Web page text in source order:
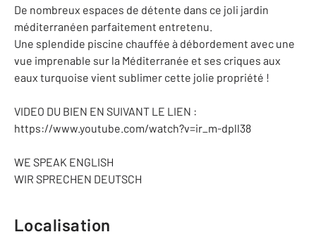
De nombreux espaces de détente dans ce joli jardin
méditerranéen parfaitement entretenu.
Une splendide piscine chauffée à débordement avec une
vue imprenable sur la Méditerranée et ses criques aux
eaux turquoise vient sublimer cette jolie propriété !
VIDEO DU BIEN EN SUIVANT LE LIEN :
https://www.youtube.com/watch?v=ir_m-dpll38
WE SPEAK ENGLISH
WIR SPRECHEN DEUTSCH
Localisation